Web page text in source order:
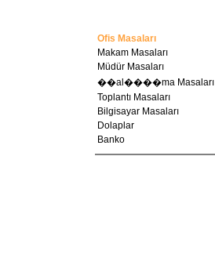
Ofis Masaları
Makam Masaları
Müdür Masaları
��al����ma Masaları
Toplantı Masaları
Bilgisayar Masaları
Dolaplar
Banko